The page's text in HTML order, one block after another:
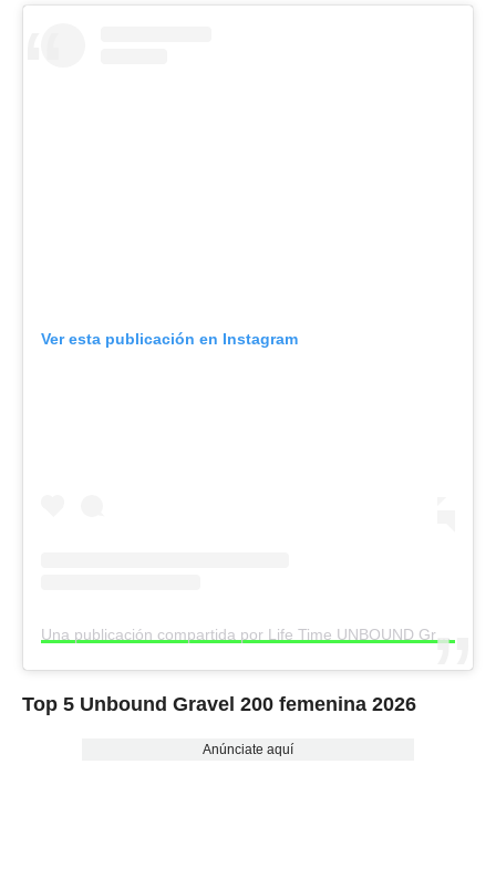
Ver esta publicación en Instagram
Top 5 Unbound Gravel 200 femenina 2026
Anúnciate aquí